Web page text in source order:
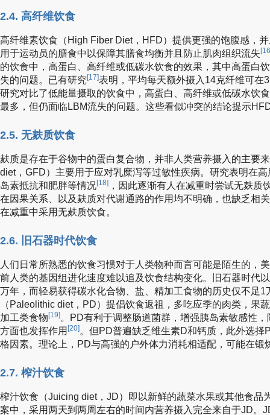
2.4. 高纤维饮食
高纤维素饮食（High Fiber Diet，HFD）提供更强的饱腹感，
用于运动员的膳食中以保障其膳食均衡并且防止肌肉组织流失
的饮食中，高蛋白、高纤维或低碳水饮食的效果，其中高蛋白
失的问题。已有研究[17]表明，平均每天额外摄入14克纤维可在
研究对比了低能量摄取的饮食中，高蛋白、高纤维或低碳水饮
最多，但仍面临LBM流失的问题。这些看似冲突的结论提示
2.5. 无麸质饮食
麸质是存在于谷物中的蛋白复合物，并非人类营养摄入的主要
diet，GFD）主要用于应对乳糜泻等过敏性疾病。研究表明在
岛素抵抗和肥胖等情况[18] ，因此逐渐有人在减重时尝试无麸质
在因果关系、以及麸质对代谢通路的作用均不明确，也缺乏相
在减重中采用无麸质饮食。
2.6. 旧石器时代饮食
人们日常所熟悉的饮食习惯对于人类物种而言可能是陌生的，
前人类的基因组进化速度难以追及饮食结构变化。旧石器时代
万年，而轻易获得碳水化合物、盐、精加工食物的历史仅不足
（Paleolithic diet，PD）提倡饮食返祖，多吃应季的肉类，果
加工类食物[19]。PD有利于调整肠道菌群，增强胰岛素敏感性
方面也发挥作用 [20]。但PD普遍缺乏维生素D和钙质，此外选
格因素。理论上，PD与高强的户外体力消耗相适配，可能在锻
2.7. 榨汁饮食
榨汁饮食（Juicing diet，JD）即以新鲜的蔬菜水果或其他食品
案中，采用两天到两周左右的时间内营养摄入完全来自于JD。